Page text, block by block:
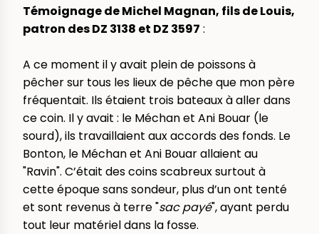
Témoignage de Michel Magnan, fils de Louis,
patron des DZ 3138 et DZ 3597 :
A ce moment il y avait plein de poissons à
pêcher sur tous les lieux de pêche que mon père
fréquentait. Ils étaient trois bateaux à aller dans
ce coin. Il y avait : le Méchan et Ani Bouar (le
sourd), ils travaillaient aux accords des fonds. Le
Bonton, le Méchan et Ani Bouar allaient au
"Ravin". C’était des coins scabreux surtout à
cette époque sans sondeur, plus d’un ont tenté
et sont revenus à terre "sac payé", ayant perdu
tout leur matériel dans la fosse.